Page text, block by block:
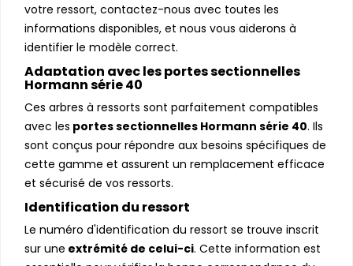
votre ressort, contactez-nous avec toutes les
informations disponibles, et nous vous aiderons à
identifier le modèle correct.
Adaptation avec les portes sectionnelles
Hormann série 40
Ces arbres à ressorts sont parfaitement compatibles
avec les portes sectionnelles Hormann série 40. Ils
sont conçus pour répondre aux besoins spécifiques de
cette gamme et assurent un remplacement efficace
et sécurisé de vos ressorts.
Identification du ressort
Le numéro d'identification du ressort se trouve inscrit
sur une extrémité de celui-ci. Cette information est